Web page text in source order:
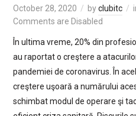
October 28, 2020 byclubitc
Comments are Disabled
În ultima vreme, 20% din
au raportat o creştere a
pandemiei de coronavirus. În
creştere uşoară a numărului
schimbat modul de operare şi